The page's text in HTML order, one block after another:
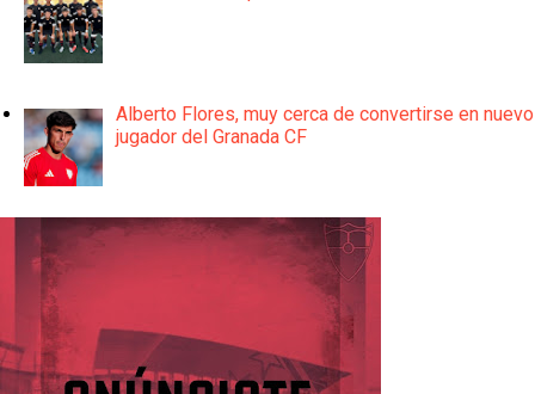
Alberto Flores, muy cerca de convertirse en nuevo
jugador del Granada CF